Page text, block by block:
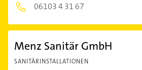
06103 4 31 67
Menz Sanitär GmbH
SANITÄRINSTALLATIONEN